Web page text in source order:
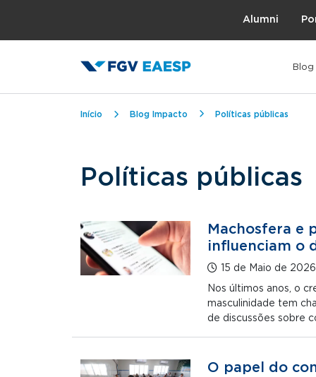
Alumni
Trilha de navegação
Início Blog Impacto Políticas públicas
Políticas públicas
Machosfera e
influenciam o
15 de Maio de 2026
Nos últimos anos, o
masculinidade tem
de discussões sobre
O papel do